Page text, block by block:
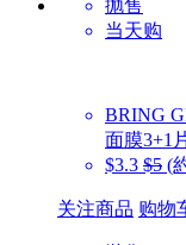
抛售
当天购
BRING
面膜3+1
$3.3 $5 (
关注商品 购物